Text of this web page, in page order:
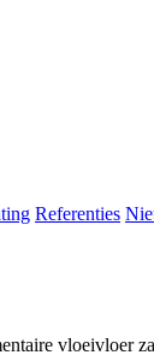
Referenties
vloeivloer